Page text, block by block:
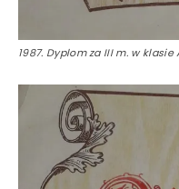
1987. Dyplom za III m. w klasie